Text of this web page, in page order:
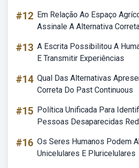
#12 Em Relação Ao Espaço
Assinale A Alternativa
#13 A Escrita Possibilitou A
E Transmitir Experiências
#14 Qual Das Alternativas
Correta Do Past Continuous
#15 Política Unificada Para
Pessoas Desaparecidas
#16 Os Seres Humanos Podem
Unicelulares E Pluricelulares